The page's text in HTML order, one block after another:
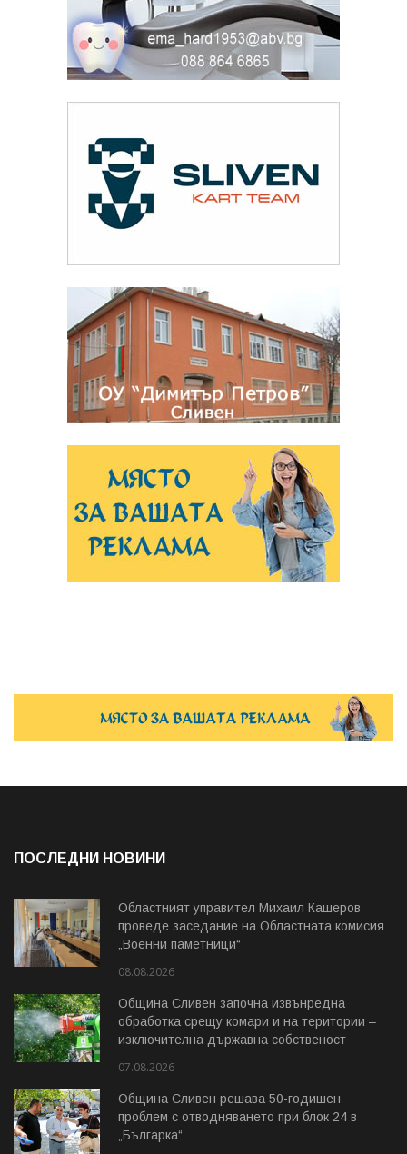
ПОСЛЕДНИ НОВИНИ
Областният управител Михаил Кашеров
проведе заседание на Областната комисия
„Военни паметници“
08.08.2026
Община Сливен започна извънредна
обработка срещу комари и на територии –
изключителна държавна собственост
07.08.2026
Община Сливен решава 50-годишен
проблем с отводняването при блок 24 в
„Българка“